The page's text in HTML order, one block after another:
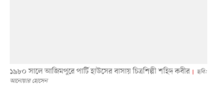
১৯৮০ সালে আজিমপুরে পার্টি হাউসের বাসায় চিত্রশিল্পী শহিদ কবীর
ছবি:
আনোয়ার হোসেন